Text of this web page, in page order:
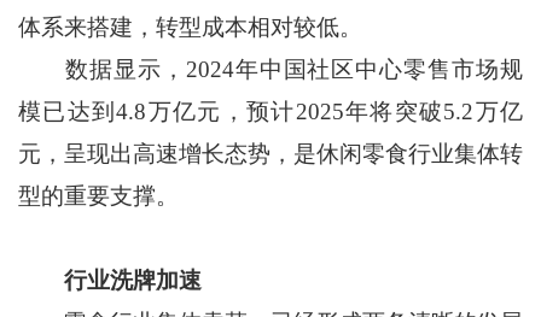
体系来搭建，转型成本相对较低。
数据显示，2024年中国社区中心零售市场规
模已达到4.8万亿元，预计2025年将突破5.2万亿
元，呈现出高速增长态势，是休闲零食行业集体转
型的重要支撑。
行业洗牌加速